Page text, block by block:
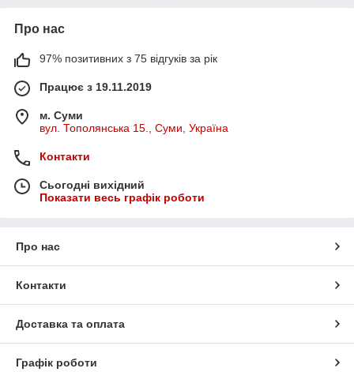
Про нас
97% позитивних з 75 відгуків за рік
Працює з 19.11.2019
м. Суми
вул. Тополянська 15., Суми, Україна
Контакти
Сьогодні вихідний
Показати весь графік роботи
Про нас
Контакти
Доставка та оплата
Графік роботи